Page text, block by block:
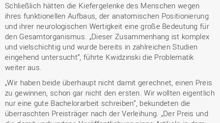
Schließlich hätten die Kiefergelenke des Menschen wegen
ihres funktionellen Aufbaus, der anatomischen Positionierung
und ihrer neurologischen Wertigkeit eine große Bedeutung für
den Gesamtorganismus. „Dieser Zusammenhang ist komplex
und vielschichtig und wurde bereits in zahlreichen Studien
eingehend untersucht“, führte Kwidzinski die Problematik
weiter aus.
„Wir haben beide überhaupt nicht damit gerechnet, einen Preis
zu gewinnen, schon gar nicht den ersten. Wir wollten eigentlich
nur eine gute Bachelorarbeit schreiben“, bekundeten die
überraschten Preisträger nach der Verleihung. „Der Preis und